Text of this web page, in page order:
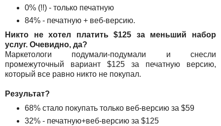
0% (!!) - только печатную
84% - печатную + веб-версию.
Никто не хотел платить $125 за меньший набор
услуг. Очевидно, да?
Маркетологи подумали-подумали и снесли
промежуточный вариант $125 за печатную версию,
который все равно никто не покупал.
Результат?
68% стало покупать только веб-версию за $59
32% - печатную+веб-версию за $125